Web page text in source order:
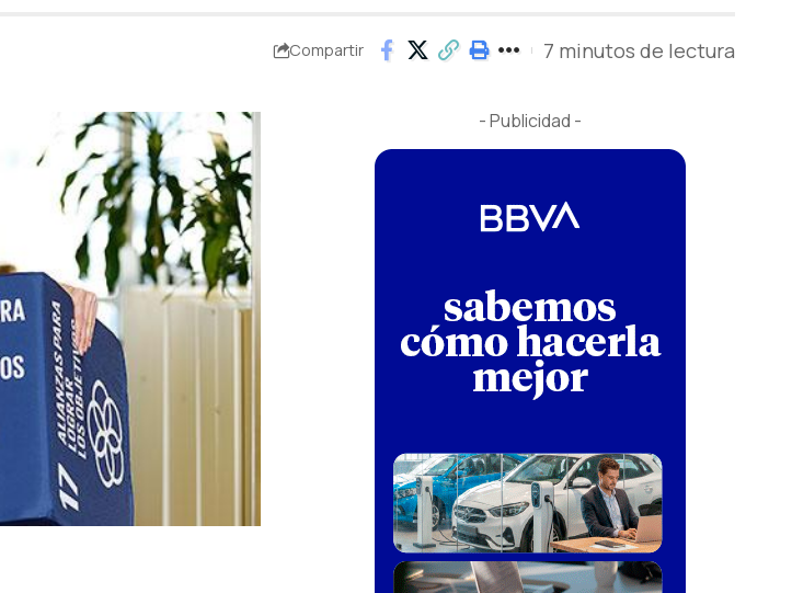
Compartir 7 minutos de lectura
- Publicidad -